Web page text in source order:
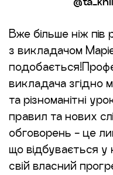
Вже більше ніж
з викладачом
викладача згідно
та різноманітні
правил та нових
обговорень - це
що відбувається у
свій власний